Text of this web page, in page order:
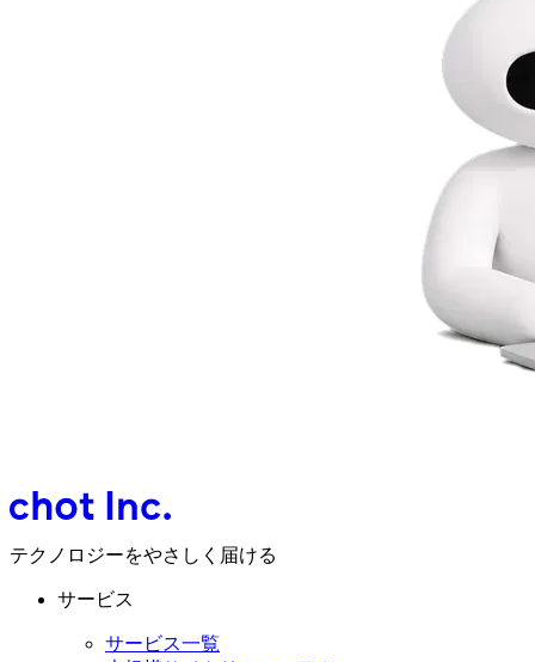
テクノロジーをやさしく届ける
サービス
サービス一覧